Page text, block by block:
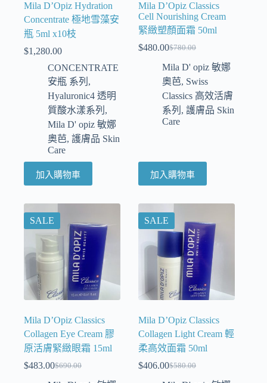
Mila D’Opiz Hydration
Concentrate 極地雪藻安
瓶 5ml x10枝
$1,280.00
CONCENTRATE
安瓶 系列 ,
Hyaluronic4 透明
質酸水漾系列 ,
Mila D' opiz 敏娜
奧芭, 護膚品 Skin
Care
加入購物車
Mila D’Opiz Classics
Cell Nourishing Cream
緊緻塑顏面霜 50ml
$780.00
$480.00
Mila D' opiz 敏娜
奧芭, Swiss
Classics 高效活膚
系列 ,護膚品 Skin
Care
加入購物車
SALE
Mila D’Opiz Classics
Collagen Eye Cream 膠
原活膚緊緻眼霜 15ml
$690.00
$483.00
SALE
Mila D’Opiz Classics
Collagen Light Cream 輕
柔高效面霜 50ml
$580.00
$406.00